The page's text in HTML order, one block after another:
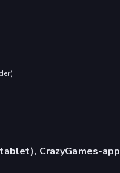
)
CrazyGames-app